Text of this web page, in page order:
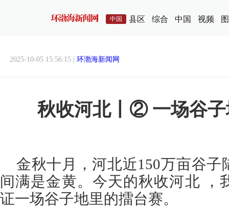
中国 县区 综合 中国 视频
2025-10-05 15:56:15 | 环渤海新闻网
秋收河北丨② 一场谷
金秋十月，河北近150万亩谷
间满是金黄。今天的秋收河北 ，
证一场谷子地里的擂台赛。